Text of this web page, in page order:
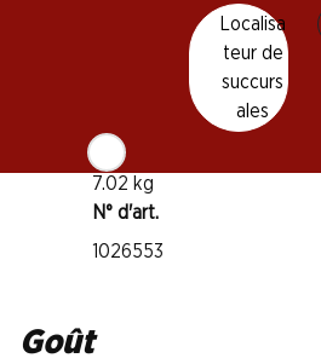
Localisa
teur de
succurs
ales
Température de dégustation
Empreinte carbone
7.02 kg
N° d'art.
1026553
Goût